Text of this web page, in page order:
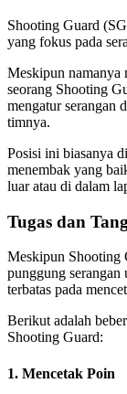
Shooting Guard
yang fokus pada
Meskipun namanya
seorang Shooting
mengatur serangan
timnya.
Posisi ini biasanya
menembak yang
luar atau di dalam
Tugas dan
Meskipun Shooting
punggung
terbatas pada
Berikut adalah
Shooting Guard:
1. Mencetak Poin